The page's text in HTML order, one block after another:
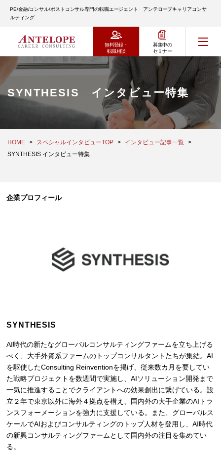
PE/金融/コンサル/ポストコンサル専門の転職エージェント アンテロープキャリアコンサ
ルティング
無料登録・
転職相談
募集中の
セミナー
SYNTHESIS インタビュー特集
HOME スペシャルインタビューTOP
インタビュー記事一覧
SYNTHESIS インタビュー特集
企業プロフィール
SYNTHESIS
AI時代の新たなグローバルコンサルティングファームを立ち上げる
べく、大手外資系ファームのトップコンサルタントたちが集結。AI
を駆使したConsulting Reinventionを掲げ、従来数カ月を要してい
た戦略プロジェクトを数週間で実施し、AIソリューション開発まで
一気に推進することでクライアントへの効果創出に繋げている。設
立２年で東京以外に海外４拠点を構え、国内外の大手企業のAIトラ
ンスフォーメーションを強力に支援している。また、グローバルス
ケールでAIおよびコンサルティングのトップ人材を登用し、AI時代
の新興コンサルティングファームとして国内外の注目を集めてい
る。